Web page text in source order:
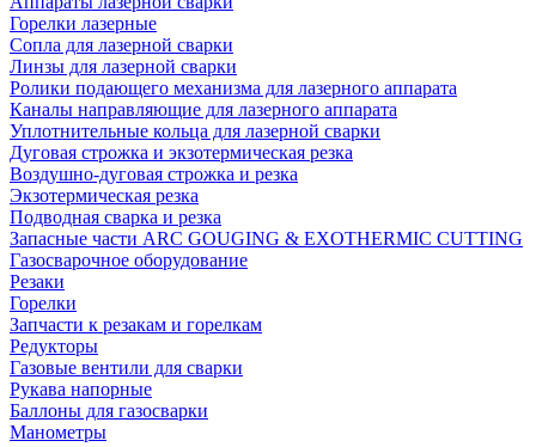
Горелки лазерные
Сопла для лазерной сварки
Линзы для лазерной сварки
Ролики подающего механизма для лазерного аппарата
Каналы направляющие для лазерного аппарата
Уплотнительные кольца для лазерной сварки
Дуговая строжка и экзотермическая резка
Воздушно-дуговая строжка и резка
Экзотермическая резка
Подводная сварка и резка
Запасные части ARC GOUGING & EXOTHERMIC CUTTING
Газосварочное оборудование
Резаки
Горелки
Запчасти к резакам и горелкам
Редукторы
Газовые вентили для сварки
Рукава напорные
Баллоны для газосварки
Манометры